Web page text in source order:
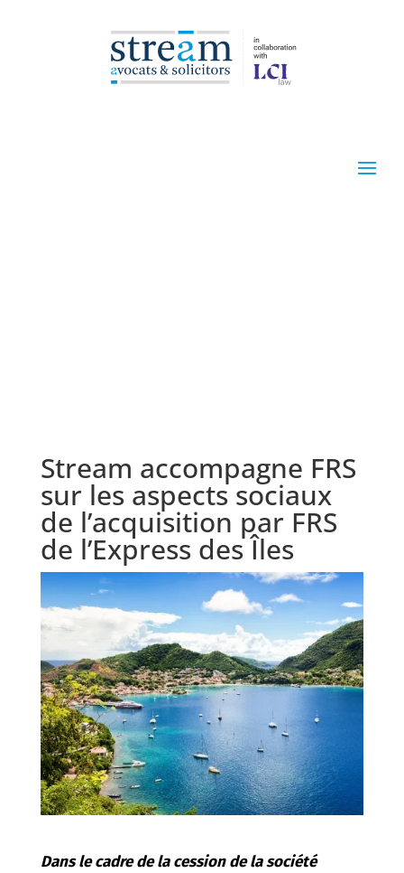
Stream accompagne FRS
sur les aspects sociaux
de l’acquisition par FRS
de l’Express des Îles
Dans le cadre de la cession de la société